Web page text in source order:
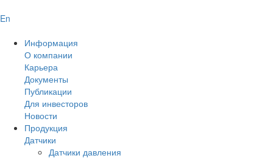
En
Информация
О компании
Карьера
Документы
Публикации
Для инвесторов
Новости
Продукция
Датчики
Датчики давления